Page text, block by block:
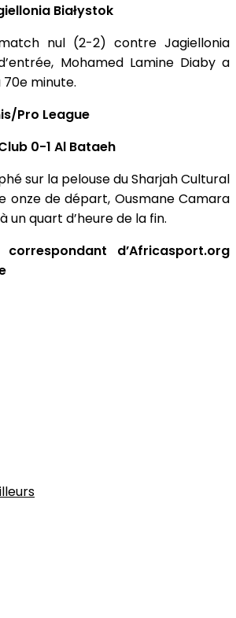
Białystok
nul (2-2) contre Jagiellonia
Mohamed Lamine Diaby a
minute.
Pro League
0-1 Al Bataeh
sur la pelouse du Sharjah Cultural
onze de départ, Ousmane Camara
un quart d’heure de la fin.
d’Africasport.org